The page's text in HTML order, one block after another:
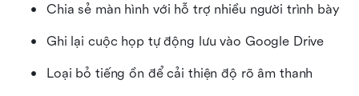
Chia sẻ màn hình với hỗ trợ nhiều người trình bày
Ghi lại cuộc họp tự động lưu vào Google Drive
Loại bỏ tiếng ồn để cải thiện độ rõ âm thanh